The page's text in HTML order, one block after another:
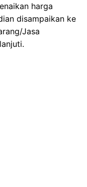
harga
disampaikan ke
Jasa